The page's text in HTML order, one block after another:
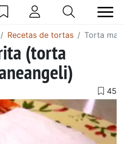
Recetas de tortas Torta
(torta